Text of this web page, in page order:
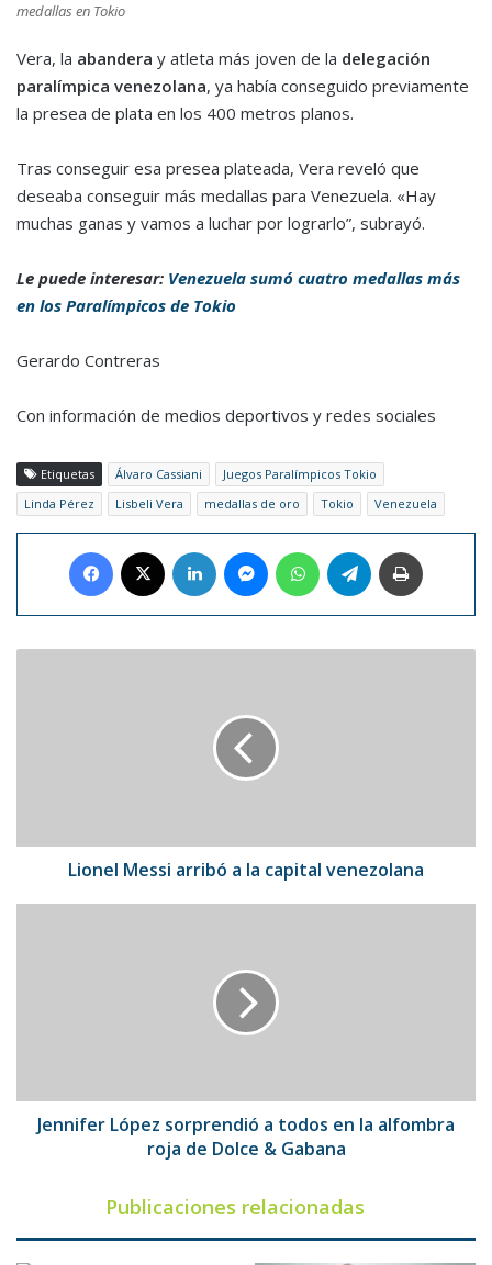
medallas en Tokio
Vera, la abandera y atleta más joven de la delegación
paralímpica venezolana, ya había conseguido previamente
la presea de plata en los 400 metros planos.
Tras conseguir esa presea plateada, Vera reveló que
deseaba conseguir más medallas para Venezuela. «Hay
muchas ganas y vamos a luchar por lograrlo”, subrayó.
Le puede interesar: Venezuela sumó cuatro medallas más
en los Paralímpicos de Tokio
Gerardo Contreras
Con información de medios deportivos y redes sociales
Etiquetas Álvaro Cassiani
Juegos Paralímpicos Tokio
Linda Pérez
Lisbeli Vera medallas de oro Tokio Venezuela
Facebook LinkedIn MessengerWhatsAppTelegram
Lionel Messi arribó a la capital venezolana
roja
Jennifer López sorprendió a todos en la alfombra
roja de Dolce & Gabana
Publicaciones relacionadas